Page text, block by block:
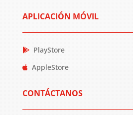
APLICACIÓN MÓVIL
PlayStore
AppleStore
CONTÁCTANOS